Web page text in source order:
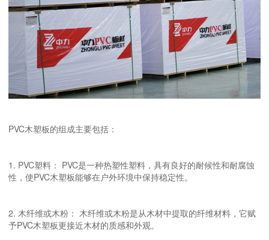
PVC木塑板的组成主要包括：
1. PVC塑料： PVC是一种热塑性塑料，具有良好的耐候性和耐腐蚀
性，使PVC木塑板能够在户外环境中保持稳定性。
2. 木纤维或木粉： 木纤维或木粉是从木材中提取的纤维材料，它赋
予PVC木塑板更接近木材的质感和外观。